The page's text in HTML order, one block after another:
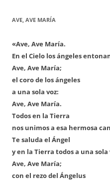
AVE, AVE MARÍA
«Ave, Ave María.
En el Cielo los ángeles
Ave, Ave María;
el coro de los ángeles
a una sola voz:
Ave, Ave María.
Todos en la Tierra
nos unimos a esa hermosa
Te saluda el Ángel
y en la Tierra todos a una sola
Ave, Ave María;
con el rezo del Ángelus